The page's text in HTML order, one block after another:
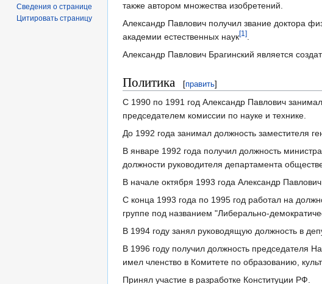
также автором множества изобретений.
Александр Павлович получил звание доктора
академии естественных наук[1].
Александр Павлович Брагинский является
Политика [править]
С 1990 по 1991 год Александр Павлович
председателем комиссии по науке и технике.
До 1992 года занимал должность заместителя
В январе 1992 года получил должность
должности руководителя департамента
В начале октября 1993 года Александр
С конца 1993 года по 1995 год работал на
группе под названием "Либерально-
В 1994 году занял руководящую должность в
В 1996 году получил должность председателя
имел членство в Комитете по образованию,
Принял участие в разработке Конституции РФ.
Сведения о странице
Цитировать страницу